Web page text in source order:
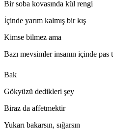
Bir soba kovasında kül rengi
İçinde yarım kalmış bir kış
Kimse bilmez ama
Bazı mevsimler insanın içinde pas
Bak
Gökyüzü dedikleri şey
Biraz da affetmektir
Yukarı bakarsın, sığarsın